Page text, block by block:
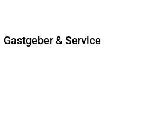
Gastgeber & Service